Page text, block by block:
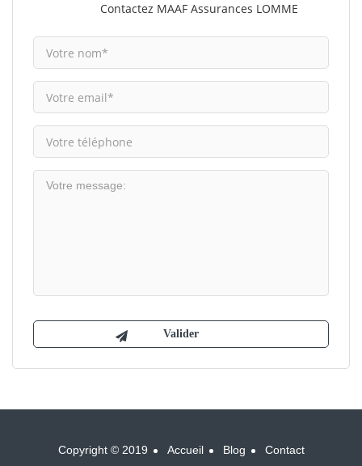
Contactez MAAF Assurances LOMME
Copyright © 2019 Accueil Blog Contact